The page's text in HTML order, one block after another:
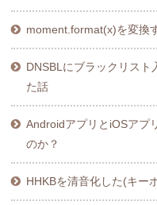
moment.format(x)を変換
DNSBLにブラックリスト
た話
AndroidアプリとiOSアプ
のか？
HHKBを清音化した(キー